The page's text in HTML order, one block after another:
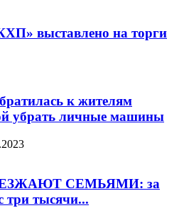
выставлено на торги
к жителям
убрать личные машины
СЕМЬЯМИ: за
три тысячи...